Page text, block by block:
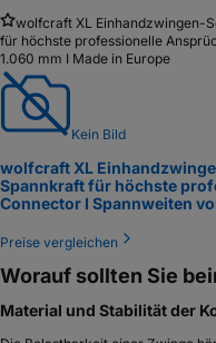
wolfcraft XL Einhandzwingen-
für höchste professionelle
1.060 mm I Made in Europe
Kein Bild
wolfcraft XL
Spannkraft für höchste
Connector I Spannweiten
Preise vergleichen
Worauf sollten Sie
Material und Stabilität der